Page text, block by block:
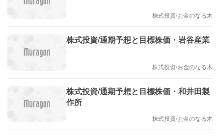
株式投資/お金のなる木
株式投資/通期予想と目標株価・岩谷産業
株式投資/お金のなる木
株式投資/通期予想と目標株価・和井田製
作所
株式投資/お金のなる木